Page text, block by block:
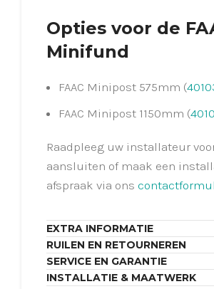
Opties voor de
Minifund
FAAC Minipost 575mm (
FAAC Minipost 1150mm (
Raadpleeg uw installateur
aansluiten of maak een
afspraak via ons
EXTRA INFORMATIE
RUILEN EN RETOURNEREN
SERVICE EN GARANTIE
INSTALLATIE & MAATWERK